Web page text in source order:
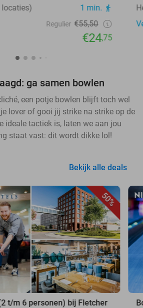
locaties)
1 min.
Regulier €55,50
€24,75
ga samen bowlen
een potje bowlen blijft toch wel
lover of gooi jij strike na strike op de
ideale tactiek is, laten we aan jou
staat vast: dit wordt dikke lol!
Bekijk alle deals
50%
t/m 6 personen) bij Fletcher